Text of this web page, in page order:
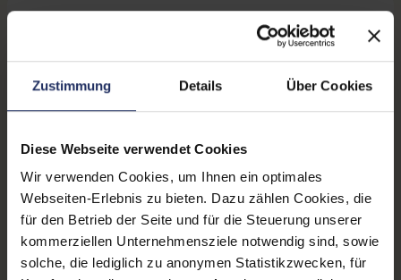
Zustimmung Details Über Cookies
Diese Webseite verwendet Cookies
Wir verwenden Cookies, um Ihnen ein optimales
Webseiten-Erlebnis zu bieten. Dazu zählen Cookies, die
für den Betrieb der Seite und für die Steuerung unserer
kommerziellen Unternehmensziele notwendig sind, sowie
solche, die lediglich zu anonymen Statistikzwecken, für
Sicherheit & Herstellerinformationen
Technische Daten
Grading: Gut
Displaygröße: 14,0 Zoll
Displayauflösung: 1920 x 1080 FHD